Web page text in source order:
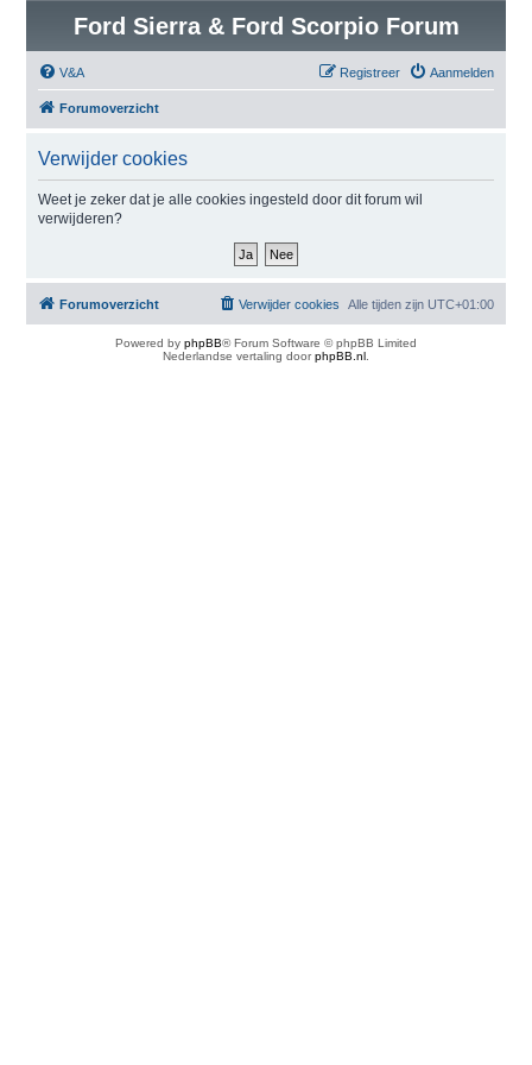
Ford Sierra & Ford Scorpio Forum
V&A Aanmelden
Registreer
Forumoverzicht
Verwijder cookies
Weet je zeker dat je alle cookies ingesteld door dit forum wil
verwijderen?
Forumoverzicht Alle tijden zijn UTC+01:00
Verwijder cookies
Powered by phpBB® Forum Software © phpBB Limited
Nederlandse vertaling doorphpBB.nl